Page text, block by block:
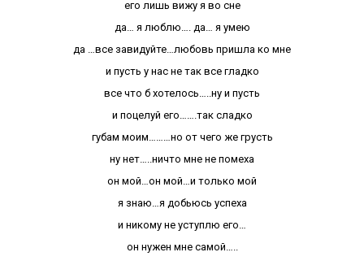
его лишь вижу я во сне
да… я люблю…. да… я умею
да …все завидуйте…любовь пришла ко мне
и пусть у нас не так все гладко
все что б хотелось…..ну и пусть
и поцелуй его…….так сладко
губам моим………но от чего же грусть
ну нет…..ничто мне не помеха
он мой…он мой…и только мой
я знаю…я добьюсь успеха
и никому не уступлю его…
он нужен мне самой…..